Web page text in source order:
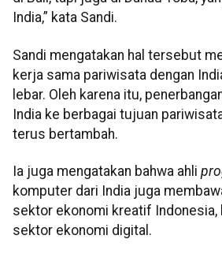
India,” kata Sandi.
Sandi mengatakan hal tersebut
kerja sama pariwisata dengan
lebar. Oleh karena itu,
India ke berbagai tujuan
terus bertambah.
Ia juga mengatakan bahwa ahli
komputer dari India juga
sektor ekonomi kreatif Indonesia,
sektor ekonomi digital.